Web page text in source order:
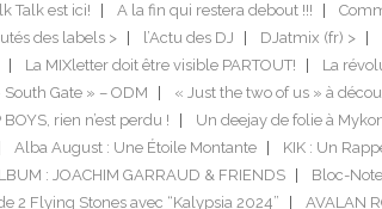
Talk est ici! A la fin qui restera debout !!!
des labels > l’Actu des DJ DJatmix (fr) >
La MIXletter doit être visible PARTOUT!
La
Gate » – ODM « Just the two of us » à
rien n’est perdu !
Un deejay de folie à
Alba August : Une Étoile Montante
KIK : Un
: JOACHIM GARRAUD & FRIENDS
Bloc-
2 Flying Stones avec “Kalypsia 2024” AVALAN